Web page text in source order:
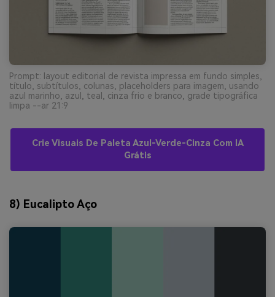
Prompt: layout editorial de revista impressa em fundo simples,
título, subtítulos, colunas, placeholders para imagem, usando
azul marinho, azul, teal, cinza frio e branco, grade tipográfica
limpa --ar 21:9
Crie Visuais De Paleta Azul-Verde-Cinza Com IA
Grátis
8) Eucalipto Aço